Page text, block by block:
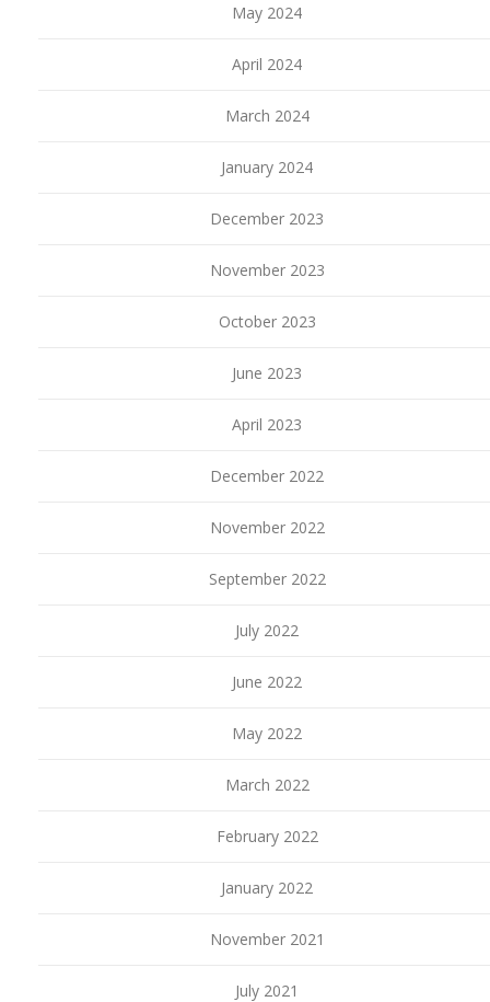
May 2024
April 2024
March 2024
January 2024
December 2023
November 2023
October 2023
June 2023
April 2023
December 2022
November 2022
September 2022
July 2022
June 2022
May 2022
March 2022
February 2022
January 2022
November 2021
July 2021